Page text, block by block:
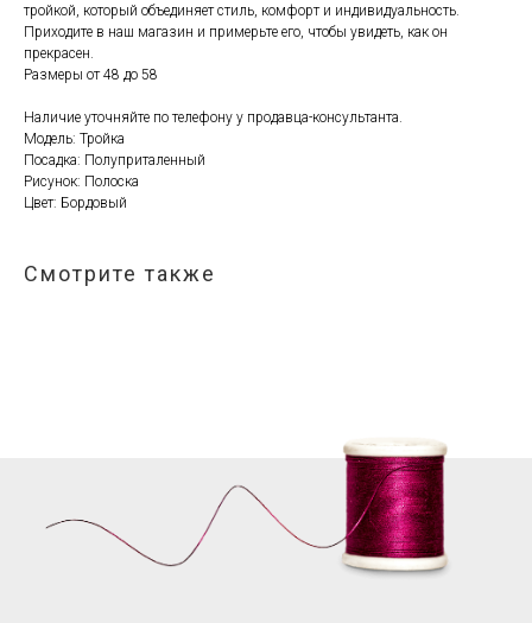
тройкой, который объединяет стиль, комфорт и индивидуальность.
Приходите в наш магазин и примерьте его, чтобы увидеть, как он
прекрасен.
Размеры от 48 до 58
Наличие уточняйте по телефону у продавца-консультанта.
Модель: Тройка
Посадка: Полуприталенный
Рисунок: Полоска
Цвет: Бордовый
Смотрите также